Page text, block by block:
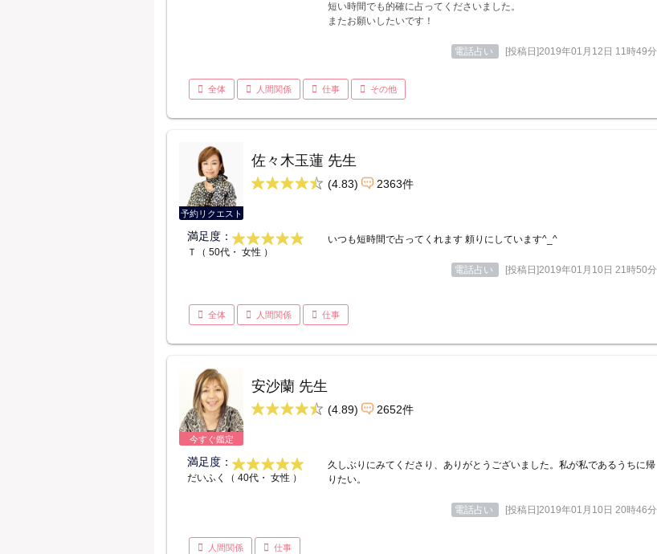
短い時間でも的確に占ってくださいました。
またお願いしたいです！
電話占い [投稿日]2019年01月12日 11時49分
全体 人間関係 仕事 その他
予約リクエスト
佐々木玉蓮 先生
(4.83) 2363件
満足度：
Ｔ（ 50代・ 女性 ）
いつも短時間で占ってくれます 頼りにしています^_^
電話占い [投稿日]2019年01月10日 21時50分
全体 人間関係 仕事
今すぐ鑑定
安沙蘭 先生
(4.89) 2652件
満足度：
だいふく（ 40代・ 女性 ）
久しぶりにみてくださり、ありがとうございました。私が私であるうちに帰
りたい。
電話占い [投稿日]2019年01月10日 20時46分
人間関係 仕事